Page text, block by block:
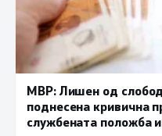
МВР: Лишен од
поднесена кривична
службената положба